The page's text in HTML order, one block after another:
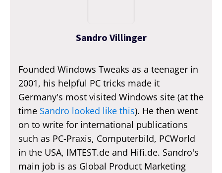
Sandro Villinger
Founded Windows Tweaks as a teenager in
2001, his helpful PC tricks made it
Germany's most visited Windows site (at the
time Sandro looked like this). He then went
on to write for international publications
such as PC-Praxis, Computerbild, PCWorld
in the USA, IMTEST.de and Hifi.de. Sandro's
main job is as Global Product Marketing